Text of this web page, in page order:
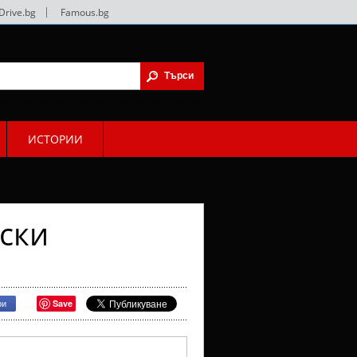
Famous.bg
ИСТОРИИ
Save